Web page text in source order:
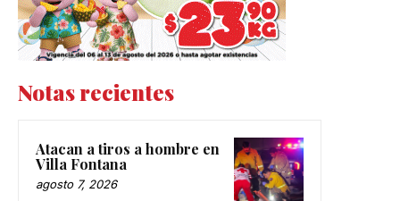
Notas recientes
Atacan a tiros a hombre en
Villa Fontana
agosto 7, 2026